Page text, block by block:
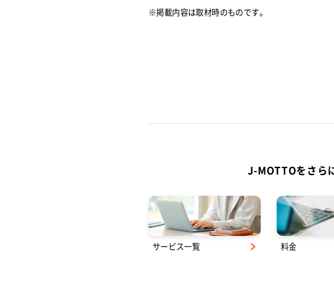
※掲載内容は取材時のものです。
J-MOTTOをさら
サービス一覧 料金